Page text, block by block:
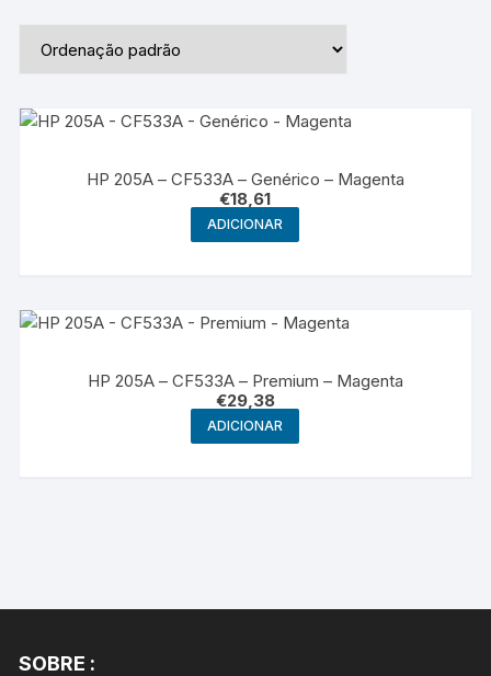
HP 205A – CF533A – Genérico – Magenta
€18,61
ADICIONAR
HP 205A – CF533A – Premium – Magenta
€29,38
ADICIONAR
SOBRE :